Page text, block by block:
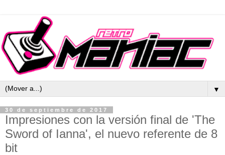
▼
30 de septiembre de 2017
Impresiones con la versión final de 'The
Sword of Ianna', el nuevo referente de 8
bit